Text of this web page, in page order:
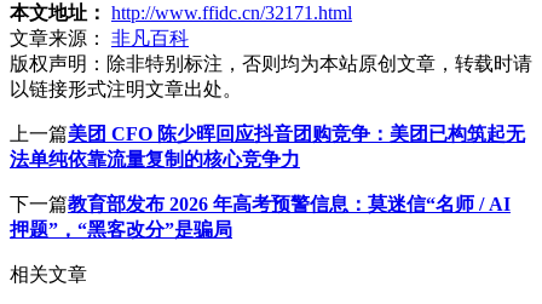
本文地址： http://www.ffidc.cn/32171.html
文章来源：
非凡百科
版权声明： 除非特别标注，否则均为本站原创文章，转载时请
以链接形式注明文章出处。
上一篇美团 CFO 陈少晖回应抖音团购竞争：美团已构筑起无
法单纯依靠流量复制的核心竞争力
下一篇教育部发布 2026 年高考预警信息：莫迷信“名师 / AI
押题”，“黑客改分”是骗局
相关文章